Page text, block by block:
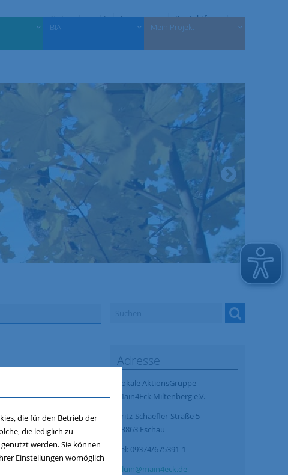
die für den Betrieb der
die lediglich zu
werden. Sie können
Einstellungen womöglich
Seitenübersicht Impressum
Kontaktformular
BIA Mein Projekt
Adresse
Lokale AktionsGruppe
Main4Eck Miltenberg e.V.
Fritz-Schaefler-Straße 5
63863 Eschau
Tel: 09374/675391-1
Kluin@main4eck.de